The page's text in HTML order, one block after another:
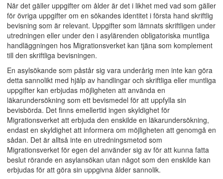
När det gäller uppgifter om ålder är det i likhet med vad som gäller
för övriga uppgifter om en sökandes identitet i första hand skriftlig
bevisning som är relevant. Uppgifter som lämnats skriftligen under
utredningen eller under den i asylärenden obligatoriska muntliga
handläggningen hos Migrationsverket kan tjäna som komplement
till den skriftliga bevisningen.
En asylsökande som påstår sig vara underårig men inte kan göra
detta sannolikt med hjälp av handlingar och skriftliga eller muntliga
uppgifter kan erbjudas möjligheten att använda en
läkarundersökning som ett bevismedel för att uppfylla sin
bevisbörda. Det finns emellertid ingen skyldighet för
Migrationsverket att erbjuda den enskilde en läkarundersökning,
endast en skyldighet att informera om möjligheten att genomgå en
sådan. Det är alltså inte en utredningsmetod som
Migrationsverket för egen del använder sig av för att kunna fatta
beslut rörande en asylansökan utan något som den enskilde kan
erbjudas för att göra sin uppgivna ålder sannolik.